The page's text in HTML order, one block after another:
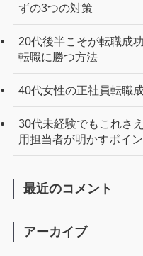
ずの3つの対策
20代後半こそが転職成
転職に勝つ方法
40代女性の正社員転職
30代未経験でもこれさ
用担当者が明かすポイ
最近のコメント
アーカイブ